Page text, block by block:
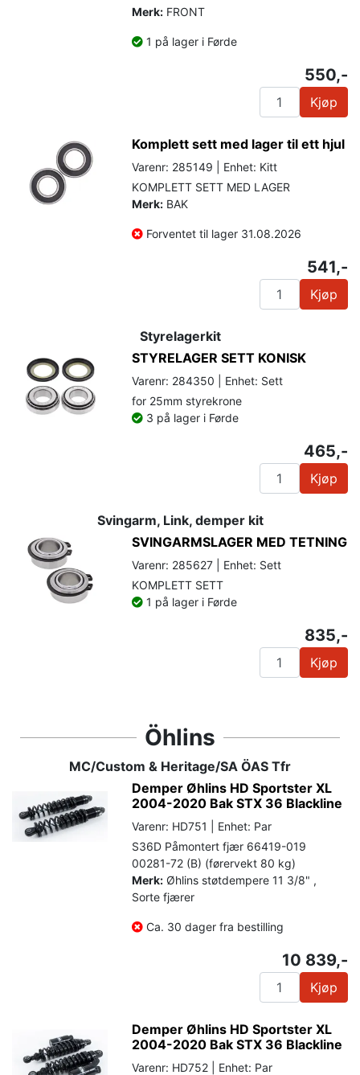
Merk: FRONT
1 på lager i Førde
550,-
Kjøp
Komplett sett med lager til ett hjul
Varenr: 285149 | Enhet: Kitt
KOMPLETT SETT MED LAGER
Merk: BAK
Forventet til lager 31.08.2026
541,-
Kjøp
Styrelagerkit
STYRELAGER SETT KONISK
Varenr: 284350 | Enhet: Sett
for 25mm styrekrone
3 på lager i Førde
465,-
Kjøp
Svingarm, Link, demper kit
SVINGARMSLAGER MED TETNING
Varenr: 285627 | Enhet: Sett
KOMPLETT SETT
1 på lager i Førde
835,-
Kjøp
Öhlins
MC/Custom & Heritage/SA ÖAS Tfr
Demper Øhlins HD Sportster XL
2004-2020 Bak STX 36 Blackline
Varenr: HD751 | Enhet: Par
S36D Påmontert fjær 66419-019
00281-72 (B) (førervekt 80 kg)
Merk: Øhlins støtdempere 11 3/8" ,
Sorte fjærer
Ca. 30 dager fra bestilling
10 839,-
Kjøp
Demper Øhlins HD Sportster XL
2004-2020 Bak STX 36 Blackline
Varenr: HD752 | Enhet: Par